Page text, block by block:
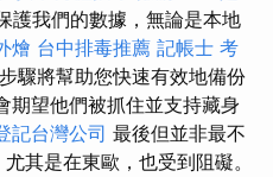
護我們的數據，無論是本地
燴 台中排毒推薦 記帳士 考
驟將幫助您快速有效地備份
期望他們被抓住並支持藏身
記台灣公司 最後但並非最不
其是在東歐，也受到阻礙。